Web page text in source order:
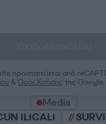
προστατεύεται από
&Όροι Χρήσης της Google.
Media
ILICALI